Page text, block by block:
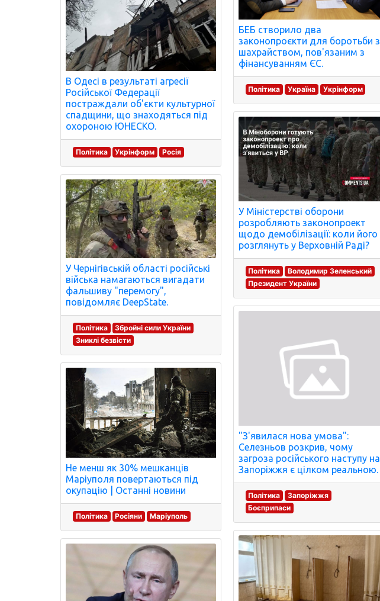
В Одесі в результаті агресії
Російської Федерації
постраждали об'єкти культурної
спадщини, що знаходяться під
охороною ЮНЕСКО.
Політика Укрінформ Росія
У Чернігівській області російські
війська намагаються вигадати
фальшиву "перемогу",
повідомляє DeepState.
Політика
Збройні сили України
Зниклі безвісти
Не менш як 30% мешканців
Маріуполя повертаються під
окупацію | Останні новини
Політика Росіяни Маріуполь
БЕБ створило два
законопроєкти для боротьби з
шахрайством, пов'язаним з
фінансуванням ЄС.
Політика Україна Укрінформ
У Міністерстві оборони
розробляють законопроект
щодо демобілізації: коли його
розглянуть у Верховній Раді?
Політика
Володимир Зеленський
Президент України
"З'явилася нова умова":
Селезньов розкрив, чому
загроза російського наступу на
Запоріжжя є цілком реальною.
Політика
Запоріжжя
Боєприпаси